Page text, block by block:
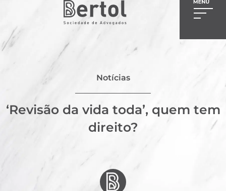
Notícias
‘Revisão da vida toda’, quem tem
direito?